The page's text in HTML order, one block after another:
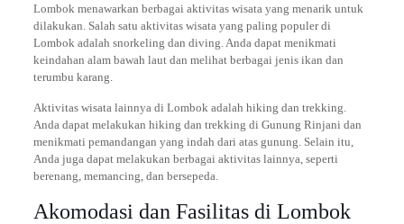
Lombok menawarkan berbagai aktivitas wisata yang menarik untuk
dilakukan. Salah satu aktivitas wisata yang paling populer di
Lombok adalah snorkeling dan diving. Anda dapat menikmati
keindahan alam bawah laut dan melihat berbagai jenis ikan dan
terumbu karang.
Aktivitas wisata lainnya di Lombok adalah hiking dan trekking.
Anda dapat melakukan hiking dan trekking di Gunung Rinjani dan
menikmati pemandangan yang indah dari atas gunung. Selain itu,
Anda juga dapat melakukan berbagai aktivitas lainnya, seperti
berenang, memancing, dan bersepeda.
Akomodasi dan Fasilitas di Lombok